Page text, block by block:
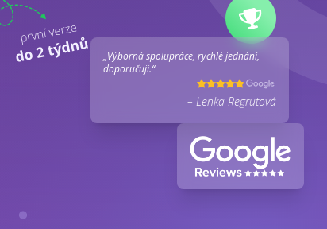
„Výborná spolupráce, rychlé jednání,
doporučuji.“
– Lenka Regrutová